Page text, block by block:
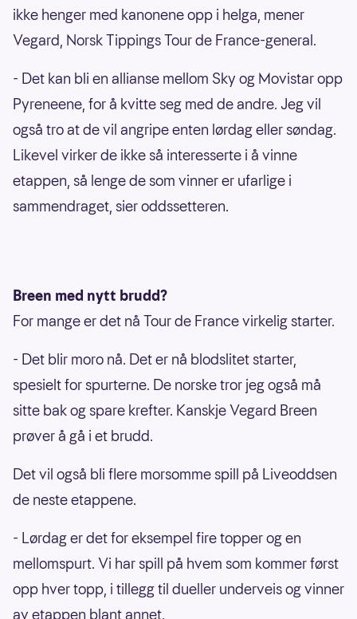
ikke henger med kanonene opp i helga, mener
Vegard, Norsk Tippings Tour de France-general.
- Det kan bli en allianse mellom Sky og Movistar opp
Pyreneene, for å kvitte seg med de andre. Jeg vil
også tro at de vil angripe enten lørdag eller søndag.
Likevel virker de ikke så interesserte i å vinne
etappen, så lenge de som vinner er ufarlige i
sammendraget, sier oddssetteren.
Breen med nytt brudd?
For mange er det nå Tour de France virkelig starter.
- Det blir moro nå. Det er nå blodslitet starter,
spesielt for spurterne. De norske tror jeg også må
sitte bak og spare krefter. Kanskje Vegard Breen
prøver å gå i et brudd.
Det vil også bli flere morsomme spill på Liveoddsen
de neste etappene.
- Lørdag er det for eksempel fire topper og en
mellomspurt. Vi har spill på hvem som kommer først
opp hver topp, i tillegg til dueller underveis og vinner
av etappen blant annet.